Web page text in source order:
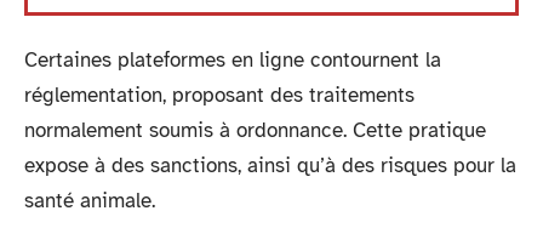
Certaines plateformes en ligne contournent la
réglementation, proposant des traitements
normalement soumis à ordonnance. Cette pratique
expose à des sanctions, ainsi qu’à des risques pour la
santé animale.